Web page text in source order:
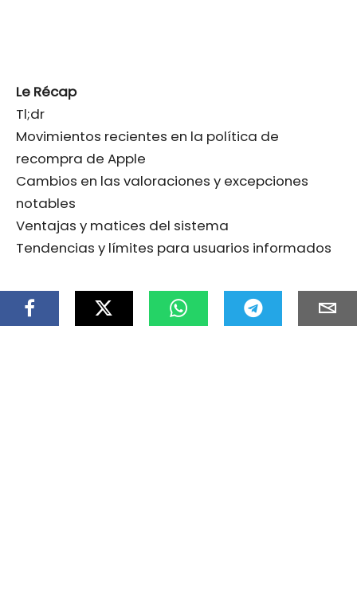
Le Récap
Tl;dr
Movimientos recientes en la política de
recompra de Apple
Cambios en las valoraciones y excepciones
notables
Ventajas y matices del sistema
Tendencias y límites para usuarios informados